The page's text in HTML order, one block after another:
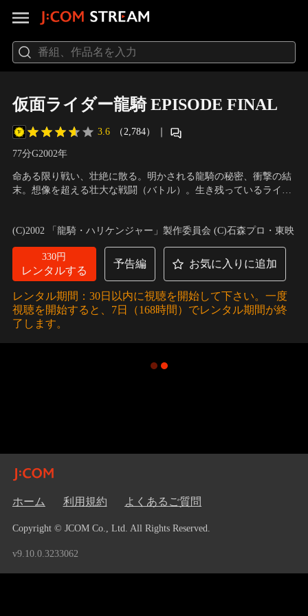
仮面ライダー龍騎 EPISODE FINAL
3.6 （2,784） ｜
77分G2002年
命ある限り戦い、壮絶に散る。明かされる龍騎の秘密、衝撃の結
末。想像を超える壮大な戦闘（バトル）。生き残っているライダ
由そのものが、予めタイムリミットを生んでいたのだ。生き残れ
るのは、ただ一人…。
(C)2002 「龍騎・ハリケンジャー」製作委員会 (C)石森プロ・東映
330円
レンタルする
予告編 お気に入りに追加
レンタル期間：30日以内に視聴を開始して下さい。一度
視聴を開始すると、7日（168時間）でレンタル期間が終
了します。
ホーム 利用規約 よくあるご質問
Copyright © JCOM Co., Ltd. All Rights Reserved.
v9.10.0.3233062